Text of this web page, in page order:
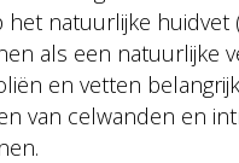
het natuurlijke huidvet
als een natuurlijke
en vetten
van celwanden en